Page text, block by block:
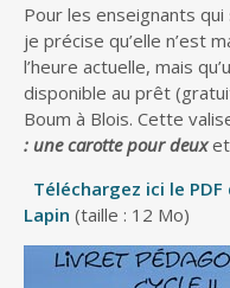
Pour les enseignants
je précise qu’elle n’est
l’heure actuelle, mais
disponible au prêt
Boum à Blois. Cette
: une carotte pour deux
Téléchargez ici le
Lapin (taille : 12 Mo)